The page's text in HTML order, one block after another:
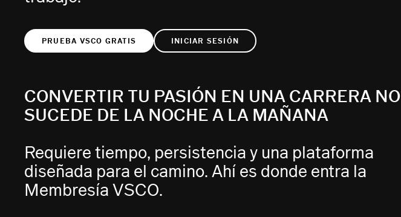
PRUEBA VSCO GRATIS INICIAR SESIÓN
CONVERTIR TU PASIÓN EN UNA CARRERA NO
SUCEDE DE LA NOCHE A LA MAÑANA
Requiere tiempo, persistencia y una plataforma
diseñada para el camino. Ahí es donde entra la
Membresía VSCO.